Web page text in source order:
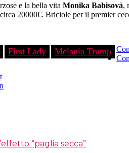
e la bella vita Monika Babisovà,
20000€. Briciole per il premier
First Lady Melania Trump
“paglia secca”